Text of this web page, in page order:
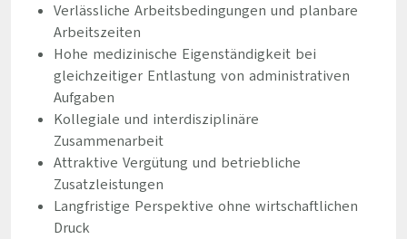
Verlässliche Arbeitsbedingungen und planbare
Arbeitszeiten
Hohe medizinische Eigenständigkeit bei
gleichzeitiger Entlastung von administrativen
Aufgaben
Kollegiale und interdisziplinäre
Zusammenarbeit
Attraktive Vergütung und betriebliche
Zusatzleistungen
Langfristige Perspektive ohne wirtschaftlichen
Druck